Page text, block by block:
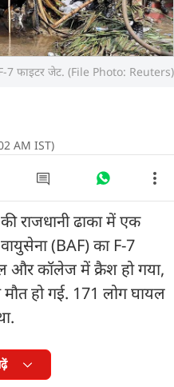
7 फाइटर जेट. (File Photo: Reuters)
AM IST)
राजधानी ढाका में एक
(BAF) का F-7
और कॉलेज में क्रैश हो गया,
हो गई. 171 लोग घायल